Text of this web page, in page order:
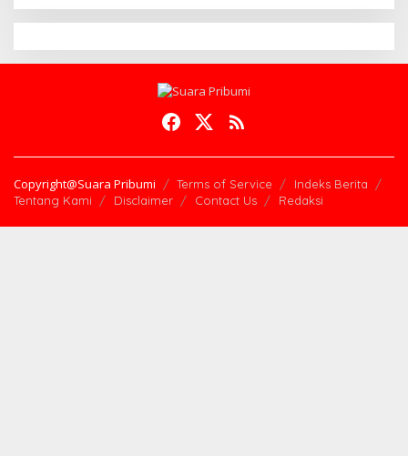
Copyright@Suara Pribumi Terms of Service
Indeks Berita
Tentang Kami
Disclaimer Contact Us Redaksi